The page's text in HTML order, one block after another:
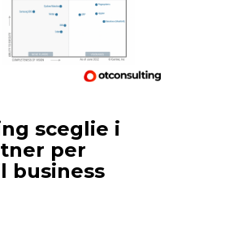
sceglie i
per
business